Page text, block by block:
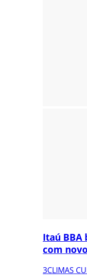
Itaú BBA
com
3CLIMAS